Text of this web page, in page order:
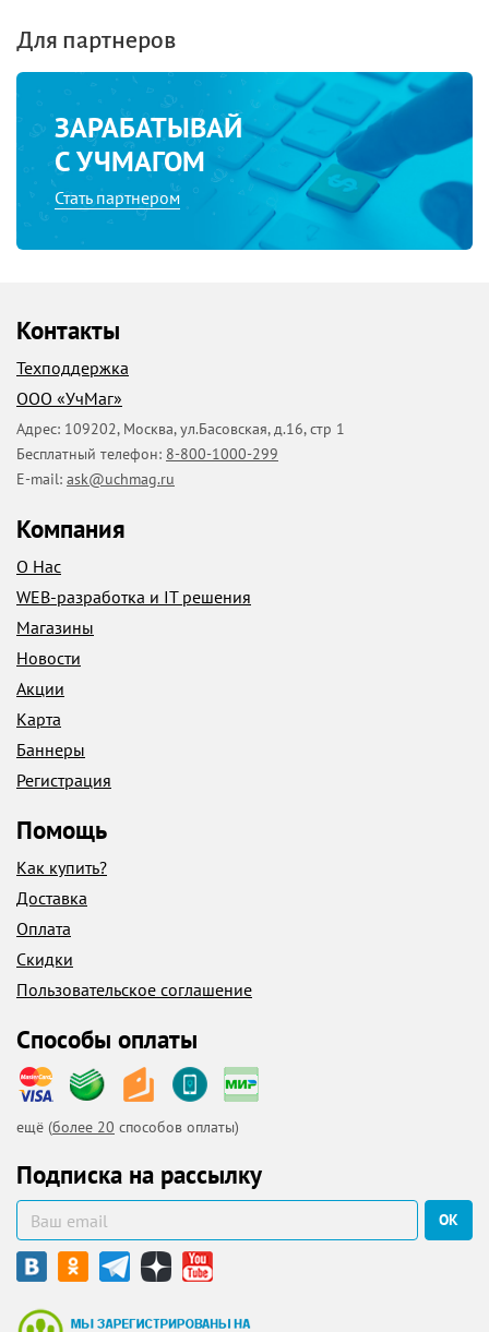
Для партнеров
ЗАРАБАТЫВАЙ
С УЧМАГОМ
Стать партнером
Контакты
Техподдержка
ООО «УчМаг»
Адрес: 109202, Москва,ул.Басовская, д.16, стр 1
Бесплатный телефон: 8-800-1000-299
E-mail: ask@uchmag.ru
Компания
О Нас
WEB-разработка и IT решения
Магазины
Новости
Акции
Карта
Баннеры
Регистрация
Помощь
Как купить?
Доставка
Оплата
Скидки
Пользовательское соглашение
Способы оплаты
ещё (более 20 способов оплаты)
Подписка на рассылку
ОК